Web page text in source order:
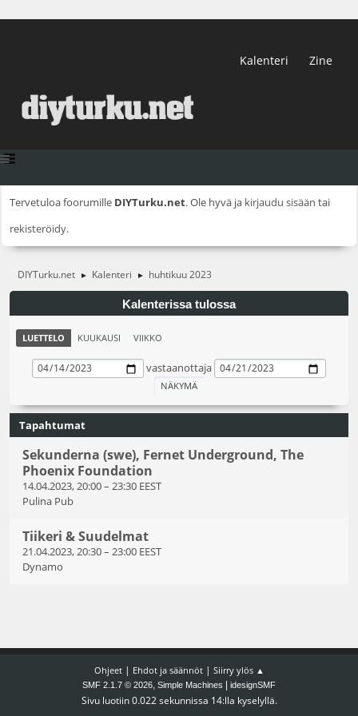
Kalenteri Zine
Tervetuloa foorumille DIYTurku.net. Ole hyvä ja kirjaudu sisään tai
rekisteröidy.
DIYTurku.net ► Kalenteri ► huhtikuu 2023
Kalenterissa tulossa
LUETTELO KUUKAUSI VIIKKO
vastaanottaja
Tapahtumat
Sekunderna (swe), Fernet Underground, The
Phoenix Foundation
14.04.2023, 20:00– 23:30 EEST
Pulina Pub
Tiikeri & Suudelmat
21.04.2023, 20:30– 23:00 EEST
Dynamo
Ohjeet| Ehdot ja säännöt| Siirry ylös ▲
SMF 2.1.7 © 2026, Simple Machines idesignSMF
Sivu luotiin 0.022 sekunnissa 14:lla kyselyllä.